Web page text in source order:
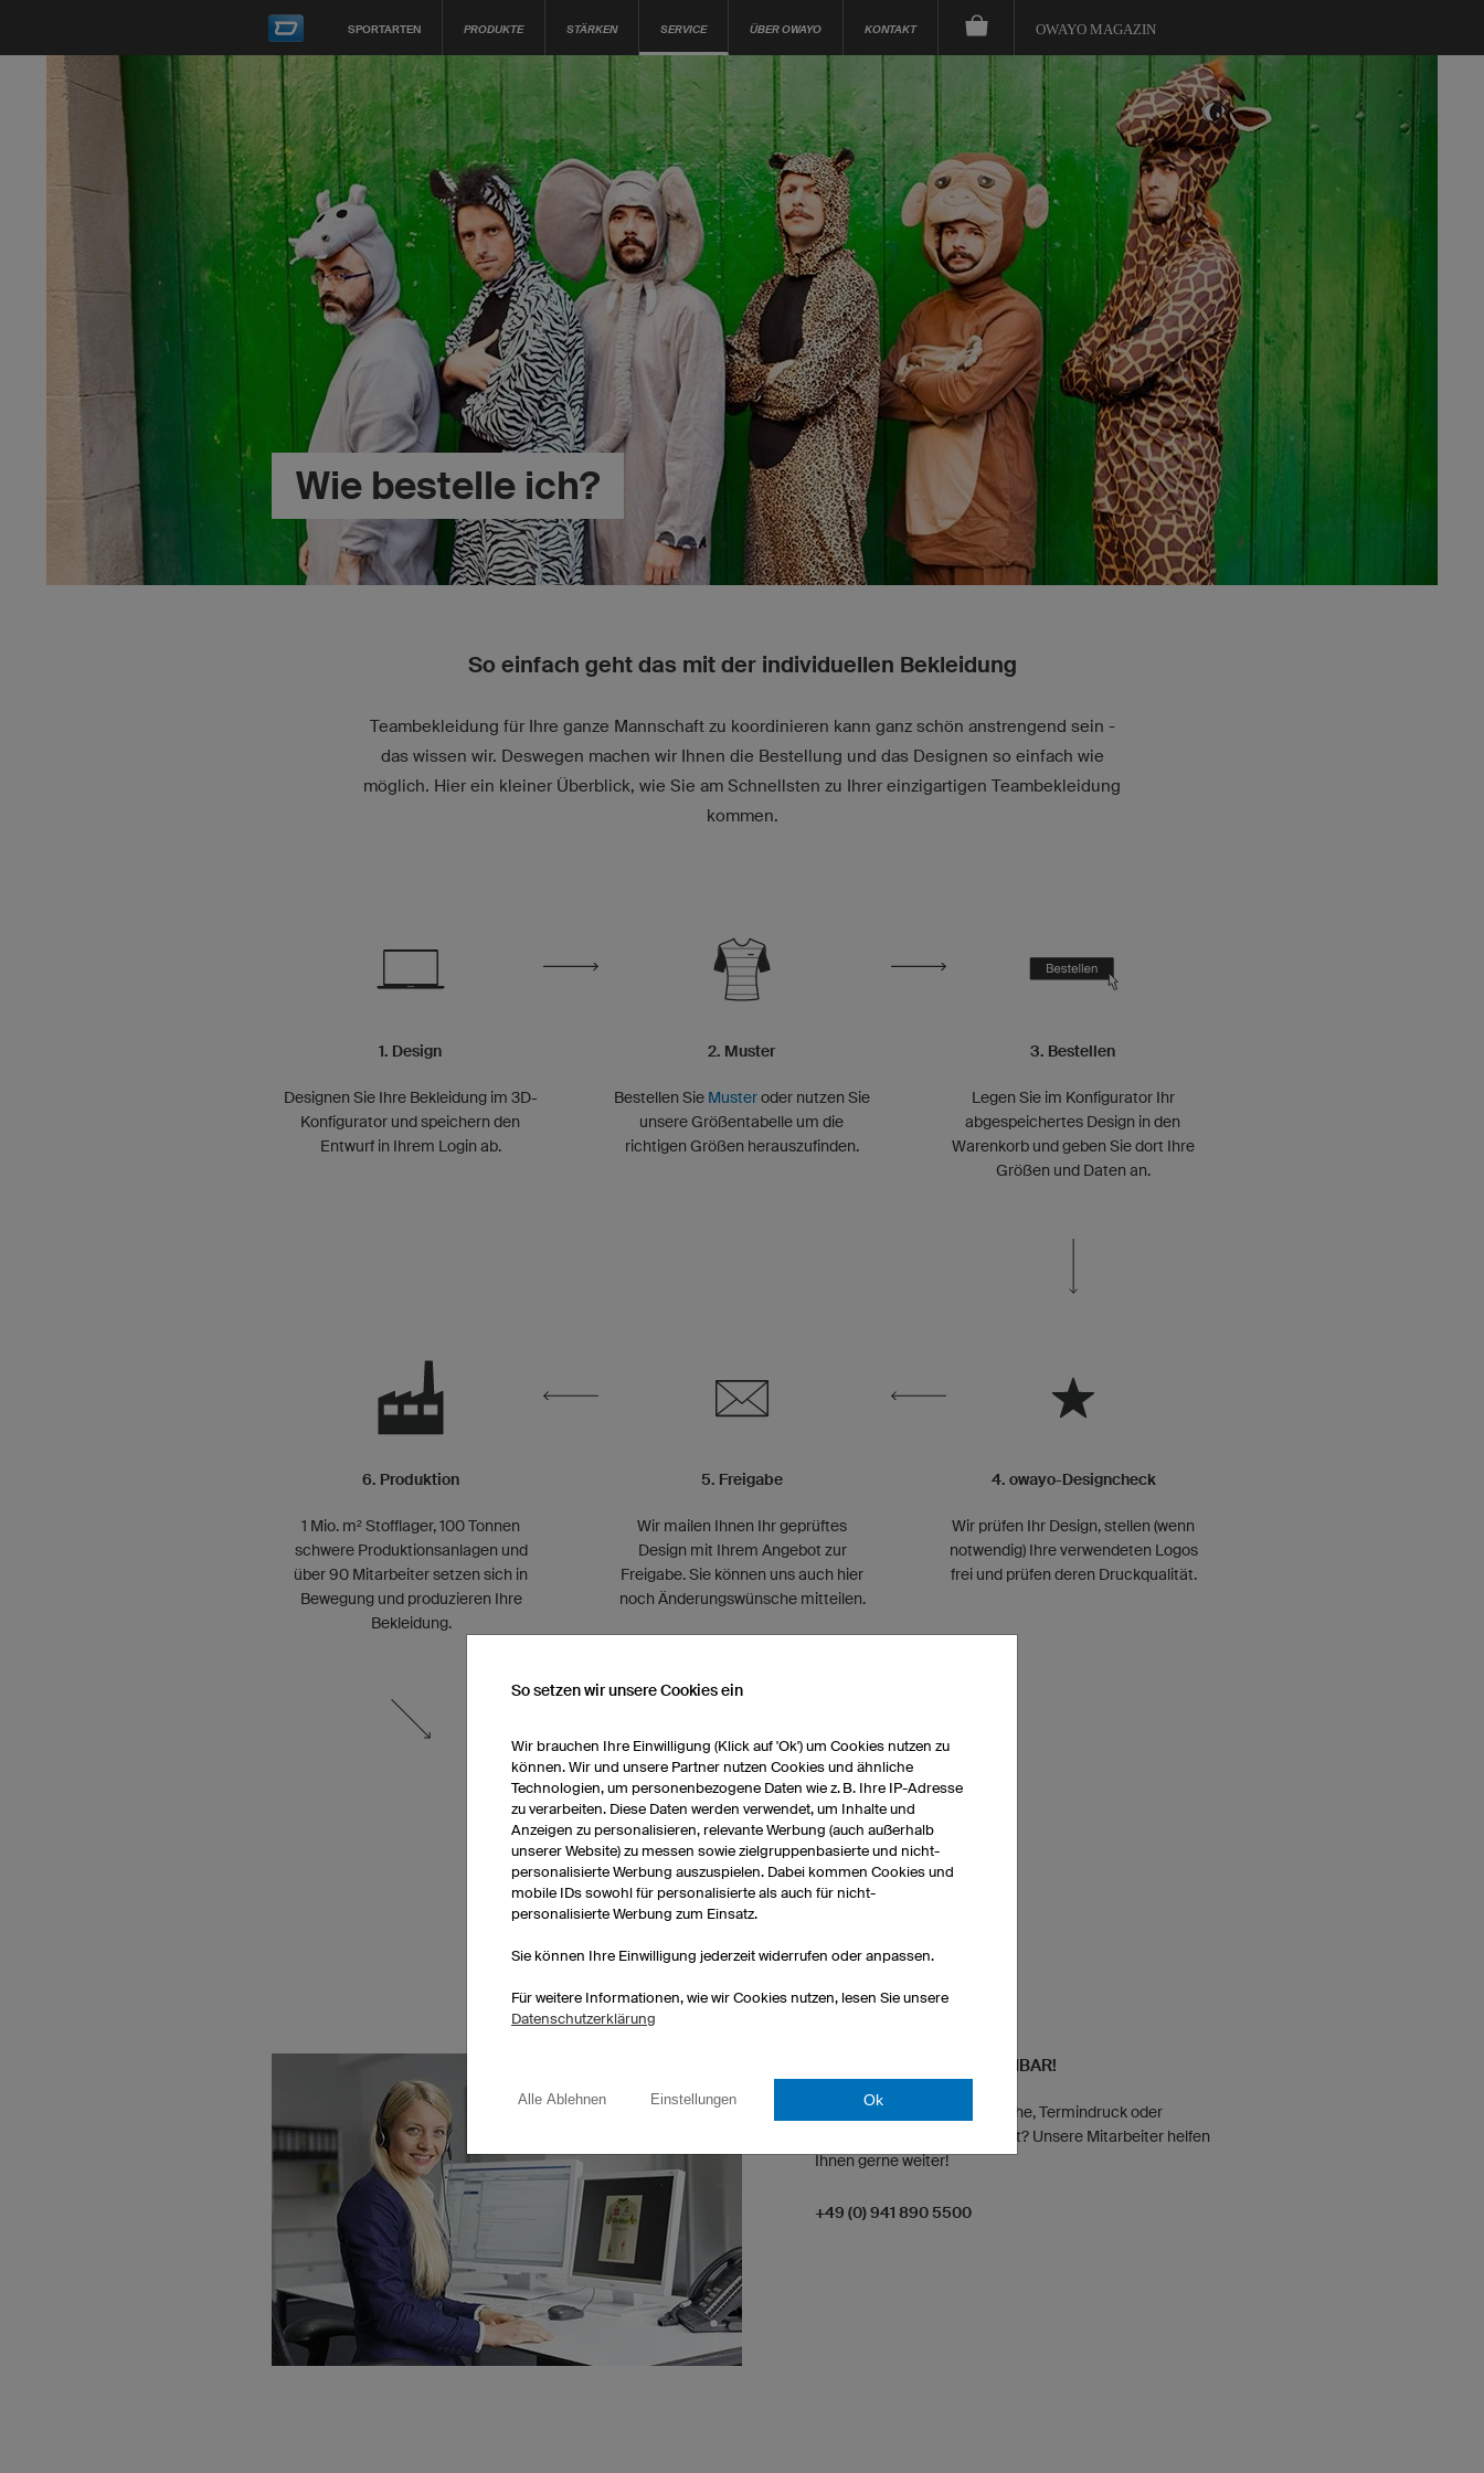
SPORTARTEN PRODUKTE STÄRKEN SERVICE ÜBER OWAYO KONTAKT OWAYO MAGAZIN
Wie bestelle ich?
So einfach geht das mit der individuellen Bekleidung
Teambekleidung für Ihre ganze Mannschaft zu koordinieren kann ganz schön anstrengend sein -
das wissen wir. Deswegen machen wir Ihnen die Bestellung und das Designen so einfach wie
möglich. Hier ein kleiner Überblick, wie Sie am Schnellsten zu Ihrer einzigartigen Teambekleidung
kommen.
1. Design
Designen Sie Ihre Bekleidung im 3D-
Konfigurator und speichern den
Entwurf in Ihrem Login ab.
2. Muster
Bestellen Sie Musteroder nutzen Sie
unsere Größentabelle um die
richtigen Größen herauszufinden.
3. Bestellen
Legen Sie im Konfigurator Ihr
abgespeichertes Design in den
Warenkorb und geben Sie dort Ihre
Größen und Daten an.
4. owayo-Designcheck
Wir prüfen Ihr Design, stellen (wenn
notwendig) Ihre verwendeten Logos
frei und prüfen deren Druckqualität.
5. Freigabe
Wir mailen Ihnen Ihr geprüftes
Design mit Ihrem Angebot zur
Freigabe. Sie können uns auch hier
noch Änderungswünsche mitteilen.
6. Produktion
1 Mio. m² Stofflager, 100 Tonnen
schwere Produktionsanlagen und
über 90 Mitarbeiter setzen sich in
Bewegung und produzieren Ihre
Bekleidung.
7. Lieferung
Circa 2-4 Wochen nach Freigabe
Ihres Designs bekommen Sie Ihre
Bestellung bequem nach Hause
geliefert.
WIR SIND IMMER ERREICHBAR!
Sie haben besondere Wünsche, Termindruck oder
spezielle Fragen zum Produkt? Unsere Mitarbeiter helfen
Ihnen gerne weiter!
+49 (0) 941 890 5500
So setzen wir unsere Cookies ein
Wir brauchen Ihre Einwilligung (Klick auf 'Ok') um Cookies nutzen zu
können. Wir und unsere Partner nutzen Cookies und ähnliche
Technologien, um personenbezogene Daten wie z. B. Ihre IP-Adresse
zu verarbeiten. Diese Daten werden verwendet, um Inhalte und
Anzeigen zu personalisieren, relevante Werbung (auch außerhalb
unserer Website) zu messen sowie zielgruppenbasierte und nicht-
personalisierte Werbung auszuspielen. Dabei kommen Cookies und
mobile IDs sowohl für personalisierte als auch für nicht-
personalisierte Werbung zum Einsatz.
Sie können Ihre Einwilligung jederzeit widerrufen oder anpassen.
Für weitere Informationen, wie wir Cookies nutzen, lesen Sie unsere
Datenschutzerklärung
Alle Ablehnen Einstellungen Ok